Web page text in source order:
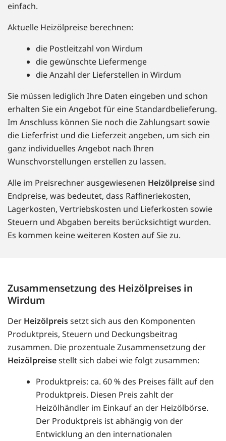
einfach.
Aktuelle Heizölpreise berechnen:
die Postleitzahl von Wirdum
die gewünschte Liefermenge
die Anzahl der Lieferstellen in Wirdum
Sie müssen lediglich Ihre Daten eingeben und schon
erhalten Sie ein Angebot für eine Standardbelieferung.
Im Anschluss können Sie noch die Zahlungsart sowie
die Lieferfrist und die Lieferzeit angeben, um sich ein
ganz individuelles Angebot nach Ihren
Wunschvorstellungen erstellen zu lassen.
Alle im Preisrechner ausgewiesenen Heizölpreisesind
Endpreise, was bedeutet, dass Raffineriekosten,
Lagerkosten, Vertriebskosten und Lieferkosten sowie
Steuern und Abgaben bereits berücksichtigt wurden.
Es kommen keine weiteren Kosten auf Sie zu.
Zusammensetzung des Heizölpreises in
Wirdum
Der Heizölpreissetzt sich aus den Komponenten
Produktpreis, Steuern und Deckungsbeitrag
zusammen. Die prozentuale Zusammensetzung der
Heizölpreisestellt sich dabei wie folgt zusammen:
Produktpreis: ca. 60 % des Preises fällt auf den
Produktpreis. Diesen Preis zahlt der
Heizölhändler im Einkauf an der Heizölbörse.
Der Produktpreis ist abhängig von der
Entwicklung an den internationalen